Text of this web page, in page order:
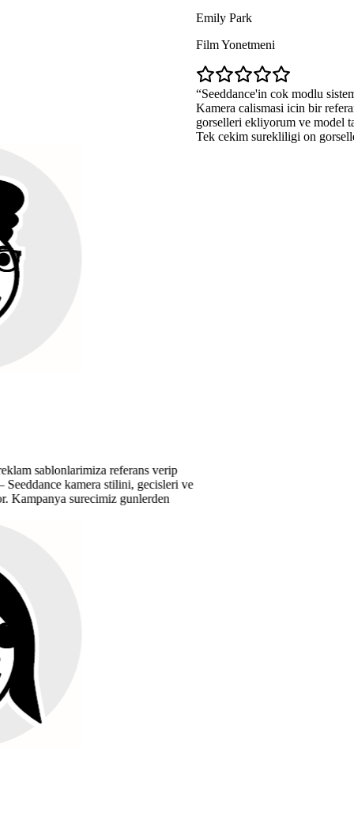
Seeddance'in cok modlu sistemi oyunun kurallarini
Kamera calismasi icin bir referans klip yukluyorum,
gorselleri ekliyorum ve model tam olarak ihtiyacim
Tek cekim surekliligi on gorsellestirme icin inanilmaz.
verip
gecisleri ve